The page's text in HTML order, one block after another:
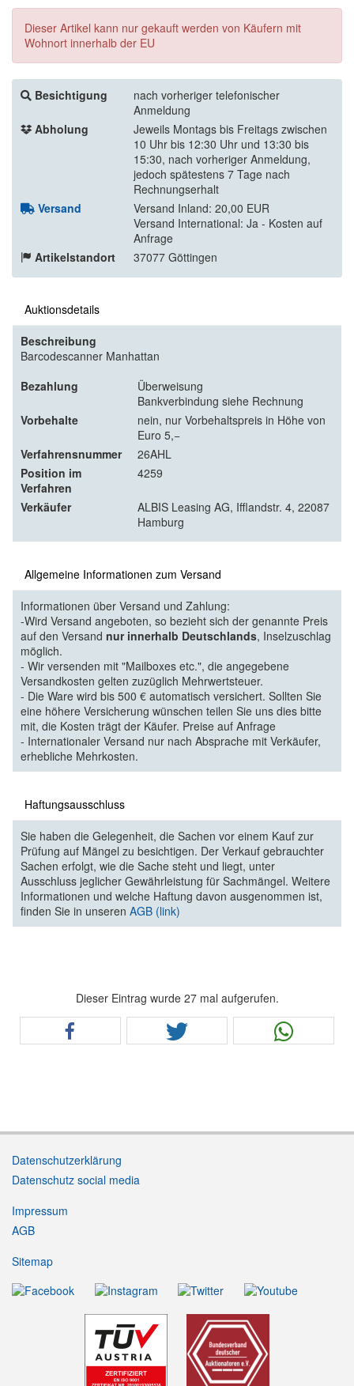
Dieser Artikel kann nur gekauft werden von Käufern mit
Wohnort innerhalb der EU
Besichtigung
nach vorheriger telefonischer
Anmeldung
Abholung
Jeweils Montags bis Freitags zwischen
10 Uhr bis 12:30 Uhr und 13:30 bis
15:30, nach vorheriger Anmeldung,
jedoch spätestens 7 Tage nach
Rechnungserhalt
Versand
Versand Inland: 20,00 EUR
Versand International: Ja - Kosten auf
Anfrage
Artikelstandort
37077 Göttingen
Auktionsdetails
Beschreibung
Barcodescanner Manhattan
Bezahlung
Überweisung
Bankverbindung siehe Rechnung
Vorbehalte
nein, nur Vorbehaltspreis in Höhe von
Euro 5,−
Verfahrensnummer
26AHL
Position im
Verfahren
4259
Verkäufer
ALBIS Leasing AG, Ifflandstr. 4, 22087
Hamburg
Allgemeine Informationen zum Versand
Informationen über Versand und Zahlung:
-Wird Versand angeboten, so bezieht sich der genannte Preis
auf den Versand nur innerhalb Deutschlands, Inselzuschlag
möglich.
- Wir versenden mit "Mailboxes etc.", die angegebene
Versandkosten gelten zuzüglich Mehrwertsteuer.
- Die Ware wird bis 500 € automatisch versichert. Sollten Sie
eine höhere Versicherung wünschen teilen Sie uns dies bitte
mit, die Kosten trägt der Käufer. Preise auf Anfrage
- Internationaler Versand nur nach Absprache mit Verkäufer,
erhebliche Mehrkosten.
Haftungsausschluss
Sie haben die Gelegenheit, die Sachen vor einem Kauf zur
Prüfung auf Mängel zu besichtigen. Der Verkauf gebrauchter
Sachen erfolgt, wie die Sache steht und liegt, unter
Ausschluss jeglicher Gewährleistung für Sachmängel. Weitere
Informationen und welche Haftung davon ausgenommen ist,
finden Sie in unseren AGB (link)
Dieser Eintrag wurde 27 mal aufgerufen.
Datenschutzerklärung
Datenschutz social media
Impressum
AGB
Sitemap